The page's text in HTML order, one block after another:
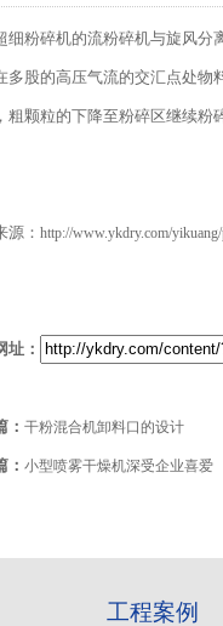
细粉碎机的流粉碎机与旋风分
多股的高压气流的交汇点处物
粗颗粒的下降至粉碎区继续粉
源： http://www.ykdry.com/
址：
： 干粉混合机卸料口的设计
： 小型喷雾干燥机深受企业喜爱
工程案例